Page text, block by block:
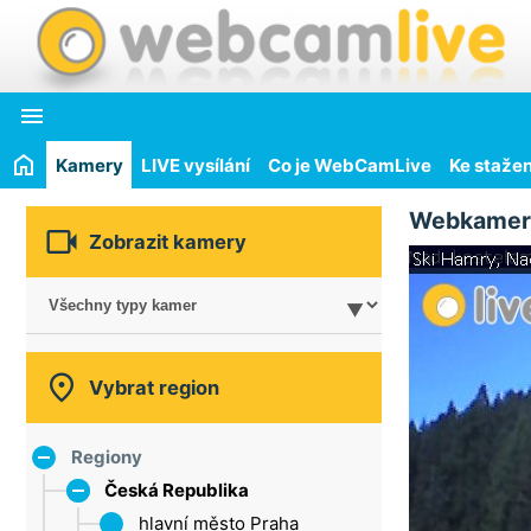

Kamery LIVE vysílání Co je WebCamLive Ke
 Zobrazit kamery
 Vybrat region
Regiony
Česká Republika
hlavní město Praha